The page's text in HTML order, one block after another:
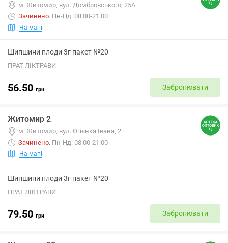
м. Житомир, вул. Домбровського, 25А
Зачинено. Пн-Нд: 08:00-21:00
На мапі
Шипшини плоди 3г пакет №20
ПРАТ ЛІКТРАВИ
56.50 грн Забронювати
Житомир 2
м. Житомир, вул. Огієнка Івана, 2
Зачинено. Пн-Нд: 08:00-21:00
На мапі
Шипшини плоди 3г пакет №20
ПРАТ ЛІКТРАВИ
79.50 грн Забронювати